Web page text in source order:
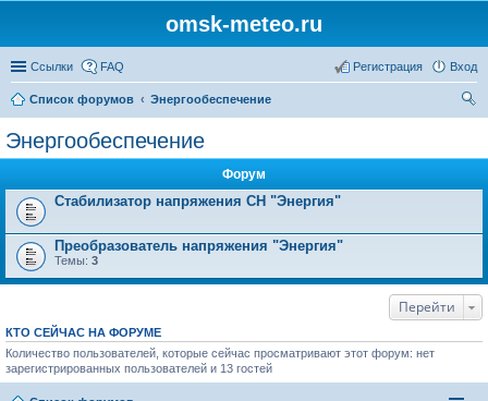
omsk-meteo.ru
Ссылки FAQ Вход
Регистрация
Список форумов
Энергообеспечение
Энергообеспечение
Форум
Стабилизатор напряжения СН "Энергия"
Преобразователь напряжения "Энергия"
Темы: 3
Перейти
КТО СЕЙЧАС НА ФОРУМЕ
Количество пользователей, которые сейчас просматривают этот форум: нет
зарегистрированных пользователей и 13 гостей